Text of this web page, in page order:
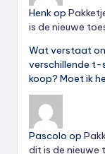
Henkop
is de nieuwe
Wat verstaat
verschillende t-
koop? Moet ik
Pascolo op
dit is de nieuwe